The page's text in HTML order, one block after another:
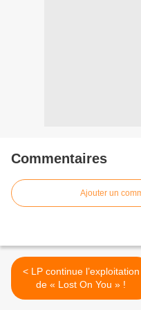
Commentaires
Ajouter un
< LP continue l’exploitation
de « Lost On You » !